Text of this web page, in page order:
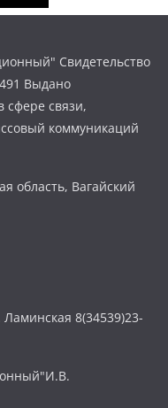
Свидетельство
Выдано
сфере связи,
коммуникаций
область, Вагайский
8(34539)23-